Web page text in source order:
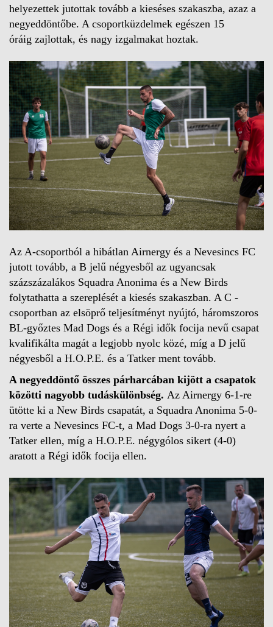
helyezettek jutottak tovább a kieséses szakaszba, azaz a
negyeddöntőbe. A csoportküzdelmek egészen 15
óráig zajlottak, és nagy izgalmakat hoztak.
Az A-csoportból a hibátlan Airnergy és a Nevesincs FC
jutott tovább, a B jelű négyesből az ugyancsak
százszázalákos Squadra Anonima és a New Birds
folytathatta a szereplését a kiesés szakaszban. A C -
csoportban az elsöprő teljesítményt nyújtó, háromszoros
BL-győztes Mad Dogs és a Régi idők focija nevű csapat
kvalifikálta magát a legjobb nyolc közé, míg a D jelű
négyesből a H.O.P.E. és a Tatker ment tovább.
A negyeddöntő összes párharcában kijött a csapatok
közötti nagyobb tudáskülönbség. Az Airnergy 6-1-re
ütötte ki a New Birds csapatát, a Squadra Anonima 5-0-
ra verte a Nevesincs FC-t, a Mad Dogs 3-0-ra nyert a
Tatker ellen, míg a H.O.P.E. négygólos sikert (4-0)
aratott a Régi idők focija ellen.